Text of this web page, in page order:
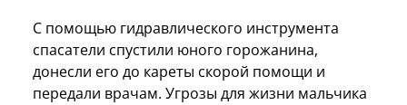
С помощью гидравлического инструмента
спасатели спустили юного горожанина,
донесли его до кареты скорой помощи и
передали врачам. Угрозы для жизни мальчика